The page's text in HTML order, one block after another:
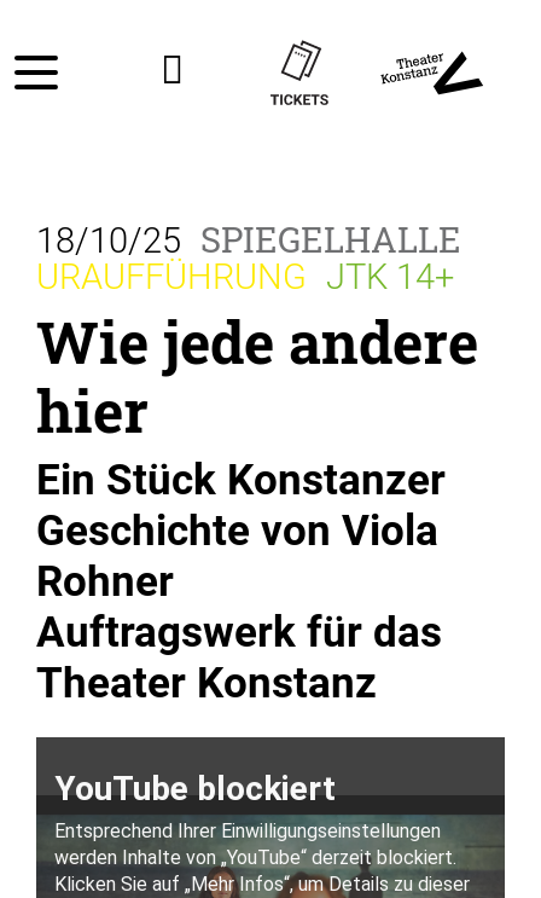
18/10/25 SPIEGELHALLE
URAUFFÜHRUNG JTK 14+
Wie jede andere
hier
Ein Stück Konstanzer
Geschichte von Viola
Rohner
Auftragswerk für das
Theater Konstanz